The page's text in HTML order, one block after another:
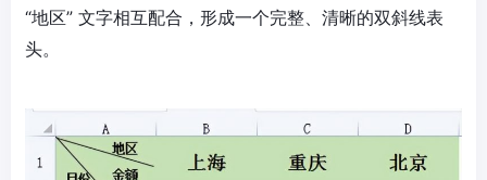
“地区” 文字相互配合，形成一个完整、清晰的双斜线表
头。